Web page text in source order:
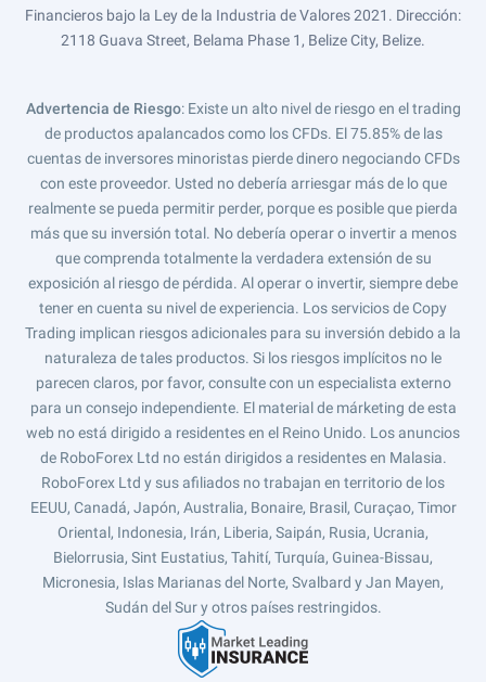
Financieros bajo la Ley de la Industria de Valores 2021. Dirección:
2118 Guava Street, Belama Phase 1, Belize City, Belize.
Advertencia de Riesgo: Existe un alto nivel de riesgo en el trading
de productos apalancados como los CFDs. El 75.85% de las
cuentas de inversores minoristas pierde dinero negociando CFDs
con este proveedor. Usted no debería arriesgar más de lo que
realmente se pueda permitir perder, porque es posible que pierda
más que su inversión total. No debería operar o invertir a menos
que comprenda totalmente la verdadera extensión de su
exposición al riesgo de pérdida. Al operar o invertir, siempre debe
tener en cuenta su nivel de experiencia. Los servicios de Copy
Trading implican riesgos adicionales para su inversión debido a la
naturaleza de tales productos. Si los riesgos implícitos no le
parecen claros, por favor, consulte con un especialista externo
para un consejo independiente. El material de márketing de esta
web no está dirigido a residentes en el Reino Unido. Los anuncios
de RoboForex Ltd no están dirigidos a residentes en Malasia.
RoboForex Ltd y sus afiliados no trabajan en territorio de los
EEUU, Canadá, Japón, Australia, Bonaire, Brasil, Curaçao, Timor
Oriental, Indonesia, Irán, Liberia, Saipán, Rusia, Ucrania,
Bielorrusia, Sint Eustatius, Tahití, Turquía, Guinea-Bissau,
Micronesia, Islas Marianas del Norte, Svalbard y Jan Mayen,
Sudán del Sur y otros países restringidos.